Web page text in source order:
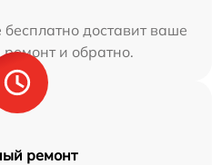
доставит ваше
ремонт и обратно.
ремонт